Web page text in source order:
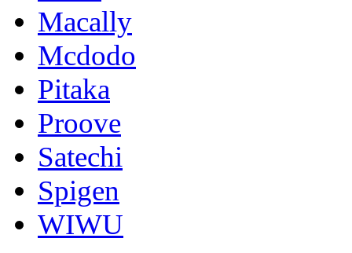
Macally
Mcdodo
Pitaka
Proove
Satechi
Spigen
WIWU